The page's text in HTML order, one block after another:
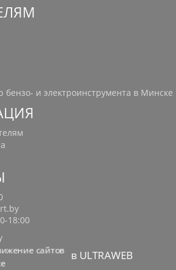
бензо- и электроинструмента в Минске
18:00
в ULTRAWEB